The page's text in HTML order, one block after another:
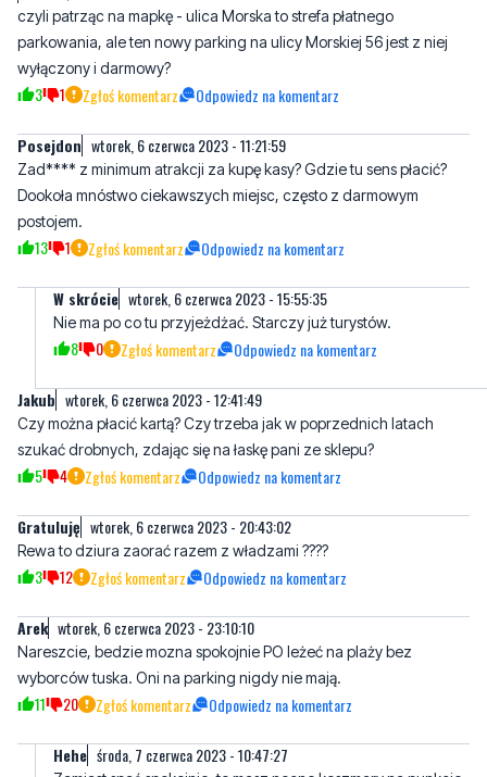
3 1 Zgłoś komentarz Odpowiedz na komentarz
Posejdon wtorek, 6 czerwca 2023 - 11:21:59
Zad**** z minimum atrakcji za kupę kasy? Gdzie tu sens płacić?
postojem.
13 1 Zgłoś komentarz Odpowiedz na komentarz
W skrócie
Nie ma po co tu przyjeżdżać. Starczy już turystów.
Jakub wtorek, 6 czerwca 2023 - 12:41:49
Czy można płacić kartą? Czy trzeba jak w poprzednich latach
5 4 Zgłoś komentarz Odpowiedz na komentarz
Gratuluję wtorek, 6 czerwca 2023 - 20:43:02
Rewa to dziura zaorać razem z władzami ????
Arek wtorek, 6 czerwca 2023 - 23:10:10
Nareszcie, bedzie mozna spokojnie PO leżeć na plaży bez
11 20 Zgłoś komentarz Odpowiedz na komentarz
Hehe środa, 7 czerwca 2023 - 10:47:27
Zamiast spać spokojnie, to masz nocne koszmary na punkcie
11 1 Zgłoś komentarz Odpowiedz na komentarz